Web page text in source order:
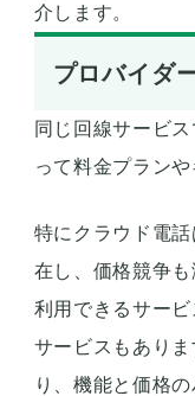
介します。
プロバイダ
同じ回線サービ
って料金プラン
特にクラウド電
在し、価格競争
利用できるサー
サービスもあり
り、機能と価格